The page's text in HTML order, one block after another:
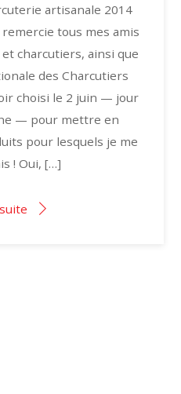
artisanale 2014
tous mes amis
charcutiers, ainsi que
des Charcutiers
choisi le 2 juin — jour
— pour mettre en
pour lesquels je me
! Oui, […]